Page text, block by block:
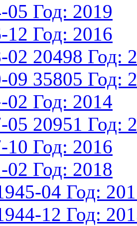
05 Год: 2019
12 Год: 2016
02 20498 Год:
09 35805 Год:
02 Год: 2014
05 20951 Год:
10 Год: 2016
02 Год: 2018
04 Год:
12 Год: